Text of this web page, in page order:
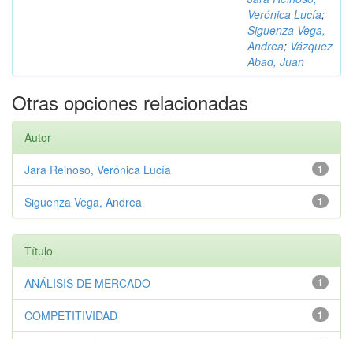
Verónica Lucía;
Siguenza Vega,
Andrea; Vázquez
Abad, Juan
Otras opciones relacionadas
Autor
1
Jara Reinoso, Verónica Lucía
1
Siguenza Vega, Andrea
Título
1
ANÁLISIS DE MERCADO
1
COMPETITIVIDAD